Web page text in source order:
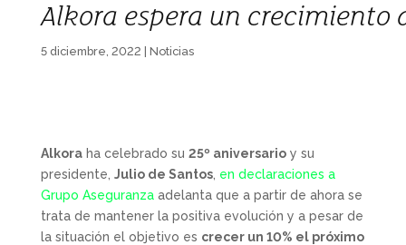
Alkora espera un crecimiento
5 diciembre, 2022 Noticias
Alkoraha celebrado su 25º aniversarioy su
presidente, Julio de Santos, en declaraciones a
Grupo Aseguranzaadelanta que a partir de ahora se
trata de mantener la positiva evolución y a pesar de
la situación el objetivo es crecer un 10% el próximo